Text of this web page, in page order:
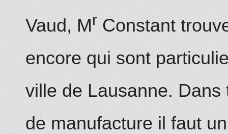
Vaud, Mr Constant tro
encore qui sont
ville de Lausanne. Dans
de manufacture il faut